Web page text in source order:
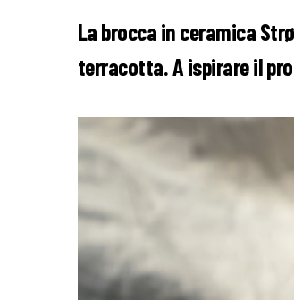
La brocca in ceramica
terracotta. A ispirare il